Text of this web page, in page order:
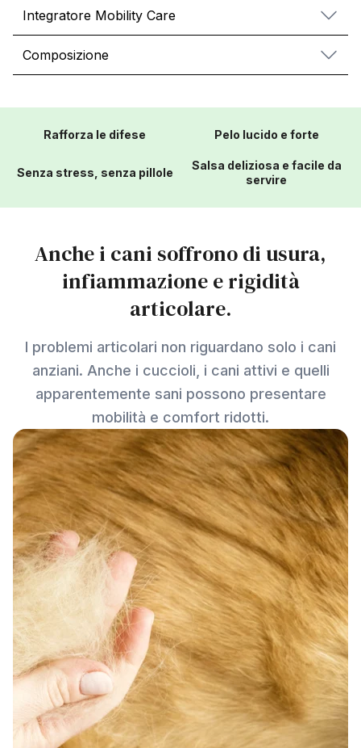
Integratore Mobility Care
Composizione
Rafforza le difese Pelo lucido e forte
Senza stress, senza pillole
Salsa deliziosa e facile da
servire
Anche i cani soffrono di usura,
infiammazione e rigidità
articolare.
I problemi articolari non riguardano solo i cani
anziani. Anche i cuccioli, i cani attivi e quelli
apparentemente sani possono presentare
mobilità e comfort ridotti.